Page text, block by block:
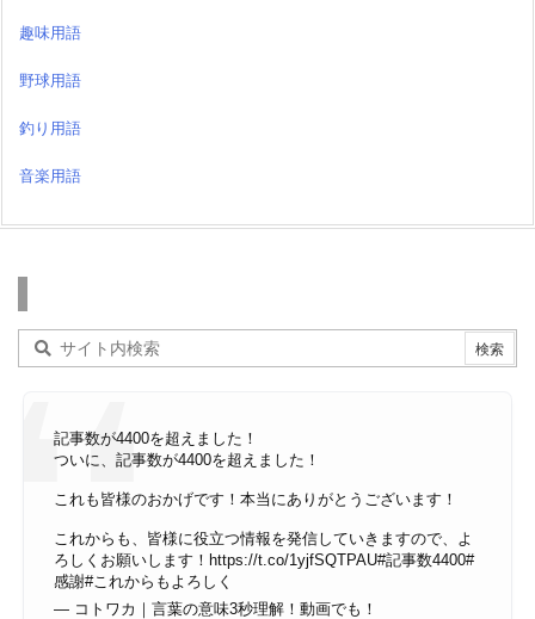
趣味用語
野球用語
釣り用語
音楽用語
記事数が4400を超えました！
ついに、記事数が4400を超えました！
これも皆様のおかげです！本当にありがとうございます！
これからも、皆様に役立つ情報を発信していきますので、よ
ろしくお願いします！ https://t.co/1yjfSQTPAU#記事数4400#
感謝#これからもよろしく
— コトワカ｜言葉の意味3秒理解！動画でも！